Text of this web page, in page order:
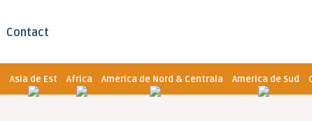
Contact
Asia de Est Africa America de Nord & Centrala America de Sud